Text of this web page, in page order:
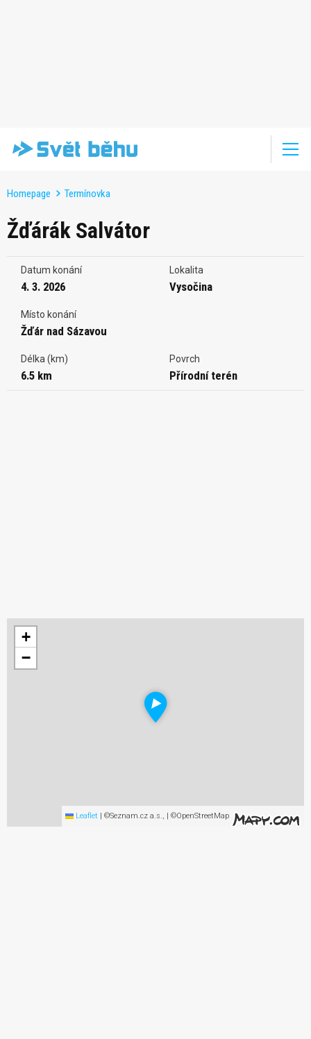
Homepage Termínovka
Žďárák Salvátor
Datum konání
4. 3. 2026
Lokalita
Vysočina
Místo konání
Žďár nad Sázavou
Délka (km)
6.5 km
Povrch
Přírodní terén
+
−
Leaflet | ©Seznam.cz a.s., | ©OpenStreetMap